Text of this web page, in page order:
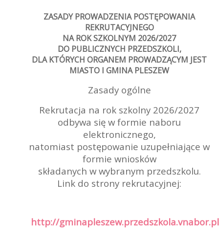
ZASADY PROWADZENIA POSTĘPOWANIA
REKRUTACYJNEGO
NA ROK SZKOLNYM 2026/2027
DO PUBLICZNYCH PRZEDSZKOLI,
DLA KTÓRYCH ORGANEM PROWADZĄCYM JEST
MIASTO I GMINA PLESZEW
Zasady ogólne
Rekrutacja na rok szkolny 2026/2027
odbywa się w formie naboru
elektronicznego,
natomiast postępowanie uzupełniające w
formie wniosków
składanych w wybranym przedszkolu.
Link do strony rekrutacyjnej:
http://gminapleszew.przedszkola.vnabor.pl